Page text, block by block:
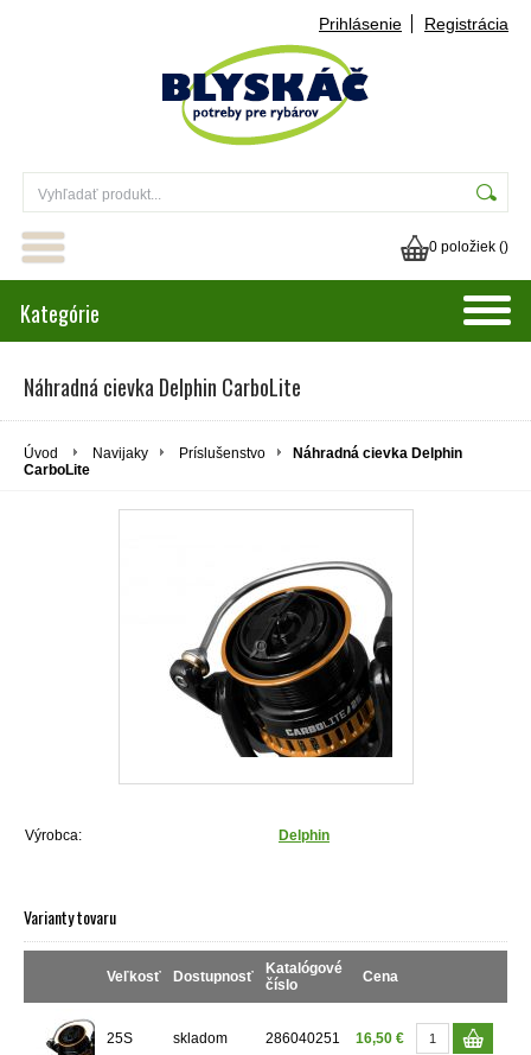
Prihlásenie Registrácia
0 položiek ()
Kategórie
Náhradná cievka Delphin CarboLite
Úvod Navijaky Príslušenstvo
Náhradná cievka Delphin
CarboLite
Výrobca: Delphin
Varianty tovaru
Veľkosť Dostupnosť
Katalógové
číslo
Cena
25S skladom 286040251 16,50 €